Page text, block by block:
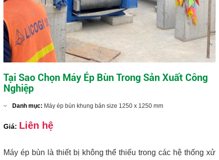
Tại Sao Chọn Máy Ép Bùn Trong Sản Xuất Công
Nghiệp
Danh mục: Máy ép bùn khung bản size 1250 x 1250 mm
Giá: Liên hệ
Máy ép bùn là thiết bị không thể thiếu trong các hệ thống xử